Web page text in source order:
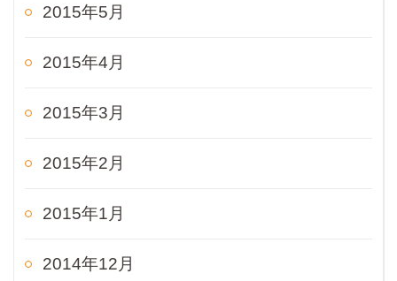
2015年5月
2015年4月
2015年3月
2015年2月
2015年1月
2014年12月